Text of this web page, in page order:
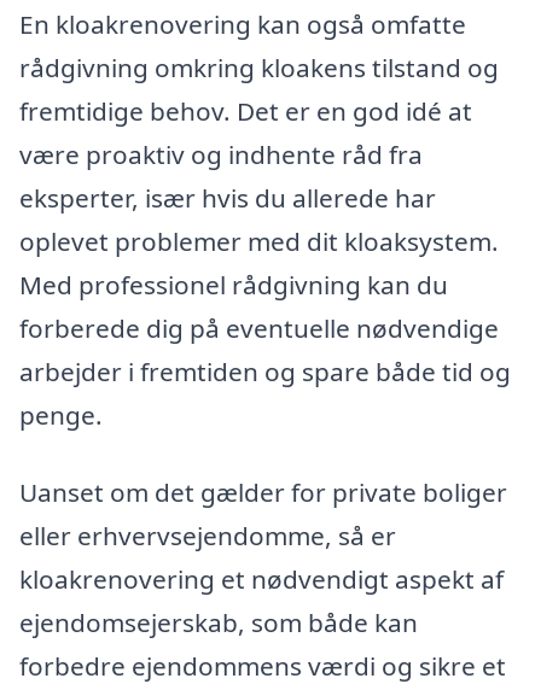
En kloakrenovering kan også omfatte
rådgivning omkring kloakens tilstand og
fremtidige behov. Det er en god idé at
være proaktiv og indhente råd fra
eksperter, især hvis du allerede har
oplevet problemer med dit kloaksystem.
Med professionel rådgivning kan du
forberede dig på eventuelle nødvendige
arbejder i fremtiden og spare både tid og
penge.
Uanset om det gælder for private boliger
eller erhvervsejendomme, så er
kloakrenovering et nødvendigt aspekt af
ejendomsejerskab, som både kan
forbedre ejendommens værdi og sikre et